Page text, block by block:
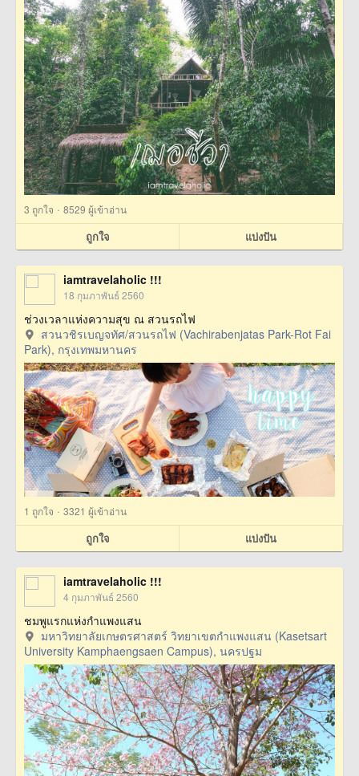
3 ถูกใจ · 8529 ผู้เข้าอ่าน
ถูกใจ แบ่งปัน
iamtravelaholic !!!
18 กุมภาพันธ์ 2560
ช่วงเวลาแห่งความสุข ณ สวนรถไฟ
สวนวชิรเบญจทัศ/สวนรถไฟ (Vachirabenjatas Park-Rot Fai
Park), กรุงเทพมหานคร
1 ถูกใจ · 3321 ผู้เข้าอ่าน
ถูกใจ แบ่งปัน
iamtravelaholic !!!
4 กุมภาพันธ์ 2560
ชมพูแรกแห่งกำแพงแสน
มหาวิทยาลัยเกษตรศาสตร์ วิทยาเขตกำแพงแสน (Kasetsart
University Kamphaengsaen Campus), นครปฐม